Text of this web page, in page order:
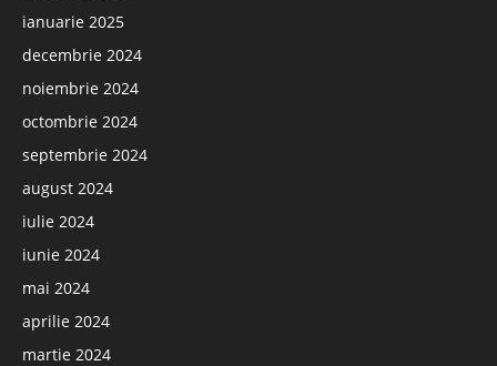
ianuarie 2025
decembrie 2024
noiembrie 2024
octombrie 2024
septembrie 2024
august 2024
iulie 2024
iunie 2024
mai 2024
aprilie 2024
martie 2024